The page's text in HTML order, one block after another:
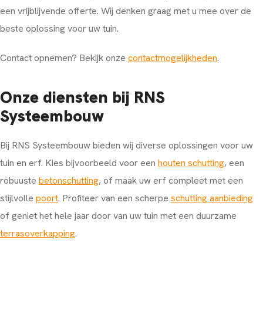
een vrijblijvende offerte. Wij denken graag met u mee over de
beste oplossing voor uw tuin.
Contact opnemen? Bekijk onze contactmogelijkheden.
Onze diensten bij RNS
Systeembouw
Bij RNS Systeembouw bieden wij diverse oplossingen voor uw
tuin en erf. Kies bijvoorbeeld voor een houten schutting, een
robuuste betonschutting, of maak uw erf compleet met een
stijlvolle poort. Profiteer van een scherpe schutting aanbieding
of geniet het hele jaar door van uw tuin met een duurzame
terrasoverkapping.